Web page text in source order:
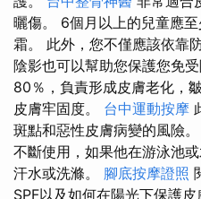
曬傷。 6個月以上的兒童應
霜。 此外，您不僅應該依靠
陰影也可以幫助您保護您免
80％，負責形成皮膚老化，
皮膚牢固度。 台中運動按摩
斑點和惡性皮膚病變的風險。
不斷使用，如果他在游泳池
汗水或洗滌。 腳底按摩證照
SPF以及如何在陽光下保護皮